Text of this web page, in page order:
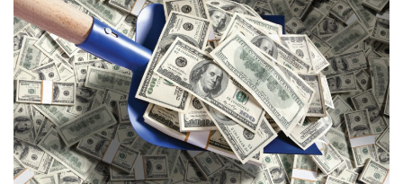
Sosyal Medya
Twitter
Facebook
Instagram
YouTube
Editörden